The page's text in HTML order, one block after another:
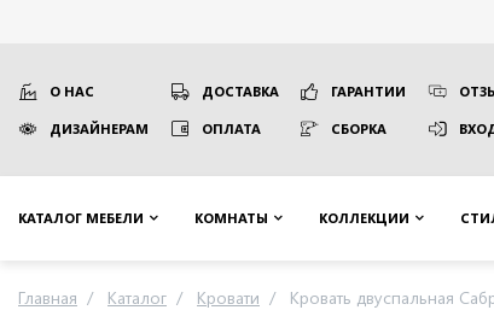
О НАС ДОСТАВКА ГАРАНТИИ
ДИЗАЙНЕРАМ ОПЛАТА СБОРКА
КАТАЛОГ МЕБЕЛИ КОМНАТЫ КОЛЛЕКЦИИ
Главная Каталог Кровати Кровать двуспальная